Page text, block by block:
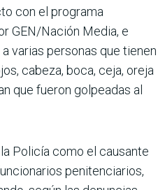
con el programa
GEN/Nación Media, e
varias personas que tienen
cabeza, boca, ceja, oreja
que fueron golpeadas al
Policía como el causante
penitenciarios,